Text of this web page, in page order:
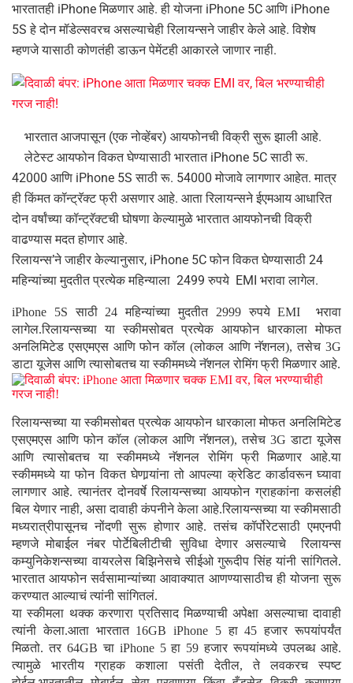
भारतातही iPhone म‍िळणार आहे. ही योजना iPhone 5C आणि iPhone
5S हे दोन मॉडेल्सवरच असल्याचेही रिलायन्सने जाहीर केले आहे. विशेष
म्हणजे यासाठी कोणतंही डाऊन पेमेंटही आकारले जाणार नाही.
भारतात आजपासून (एक नोव्हेंबर) आयफोनची विक्री सुरू झाली आहे.
लेटेस्ट आयफोन विकत घेण्यासाठी भारतात iPhone 5C साठी रू.
42000 आणि iPhone 5S साठी रू. 54000 मोजावे लागणार आहेत. मात्र
ही किंमत कॉन्ट्रॅक्ट फ्री असणार आहे. आता रिलायन्सने ईएमआय आधारित
दोन वर्षांच्या कॉन्ट्रॅक्टची घोषणा केल्यामुळे भारतात आयफोनची विक्री
वाढण्यास मदत होणार आहे.
रिलायन्स’ने जाहीर केल्यानुसार, iPhone 5C फोन विकत घेण्यासाठी 24
महिन्यांच्या मुदतीत प्रत्येक महिन्याला 2499 रुपये EMI भरावा लागेल.
iPhone 5S साठी 24 महिन्यांच्या मुदतीत 2999 रुपये EMI भरावा
लागेल.रिलायन्सच्या या स्कीमसोबत प्रत्येक आयफोन धारकाला मोफत
अनलिमिटेड एसएमएस आणि फोन कॉल (लोकल आणि नॅशनल), तसेच 3G
डाटा यूजेस आणि त्यासोबतच या स्कीममध्ये नॅशनल रोमिंग फ्री मिळणार आहे.
रिलायन्सच्या या स्कीमसोबत प्रत्येक आयफोन धारकाला मोफत अनलिमिटेड
एसएमएस आणि फोन कॉल (लोकल आणि नॅशनल), तसेच 3G डाटा यूजेस
आणि त्यासोबतच या स्कीममध्ये नॅशनल रोमिंग फ्री मिळणार आहे.या
स्कीममध्ये या फोन विकत घेणार्‍यांना तो आपल्या क्रेडिट कार्डावरून घ्यावा
लागणार आहे. त्यानंतर दोनवर्षे रिलायन्सच्या आयफोन ग्राहकांना कसलंही
बिल येणार नाही, असा दावाही कंपनीने केला आहे.रिलायन्सच्या या स्कीमसाठी
मध्यरात्रीपासूनच नोंदणी सुरू होणार आहे. तसंच कॉर्पोरेटसाठी एमएनपी
म्हणजे मोबाईल नंबर पोर्टेबिलीटीची सुविधा देणार असल्याचे रिलायन्स
कम्युनिकेशन्सच्या वायरलेस बिझिनेसचे सीईओ गुरूदीप सिंह यांनी सांगितले.
भारतात आयफोन सर्वसामान्यांच्या आवाक्यात आणण्यासाठीच ही योजना सुरू
करण्यात आल्याचं त्यांनी सांगितलं.
या स्कीमला थक्क करणारा प्रतिसाद मिळण्याची अपेक्षा असल्याचा दावाही
त्यांनी केला.आता भारतात 16GB iPhone 5 हा 45 हजार रूपयांपर्यंत
मिळतो. तर 64GB चा iPhone 5 हा 59 हजार रूपयांमध्ये उपलब्ध आहे.
त्यामुळे भारतीय ग्राहक कशाला पसंती देतील, ते लवकरच स्पष्ट